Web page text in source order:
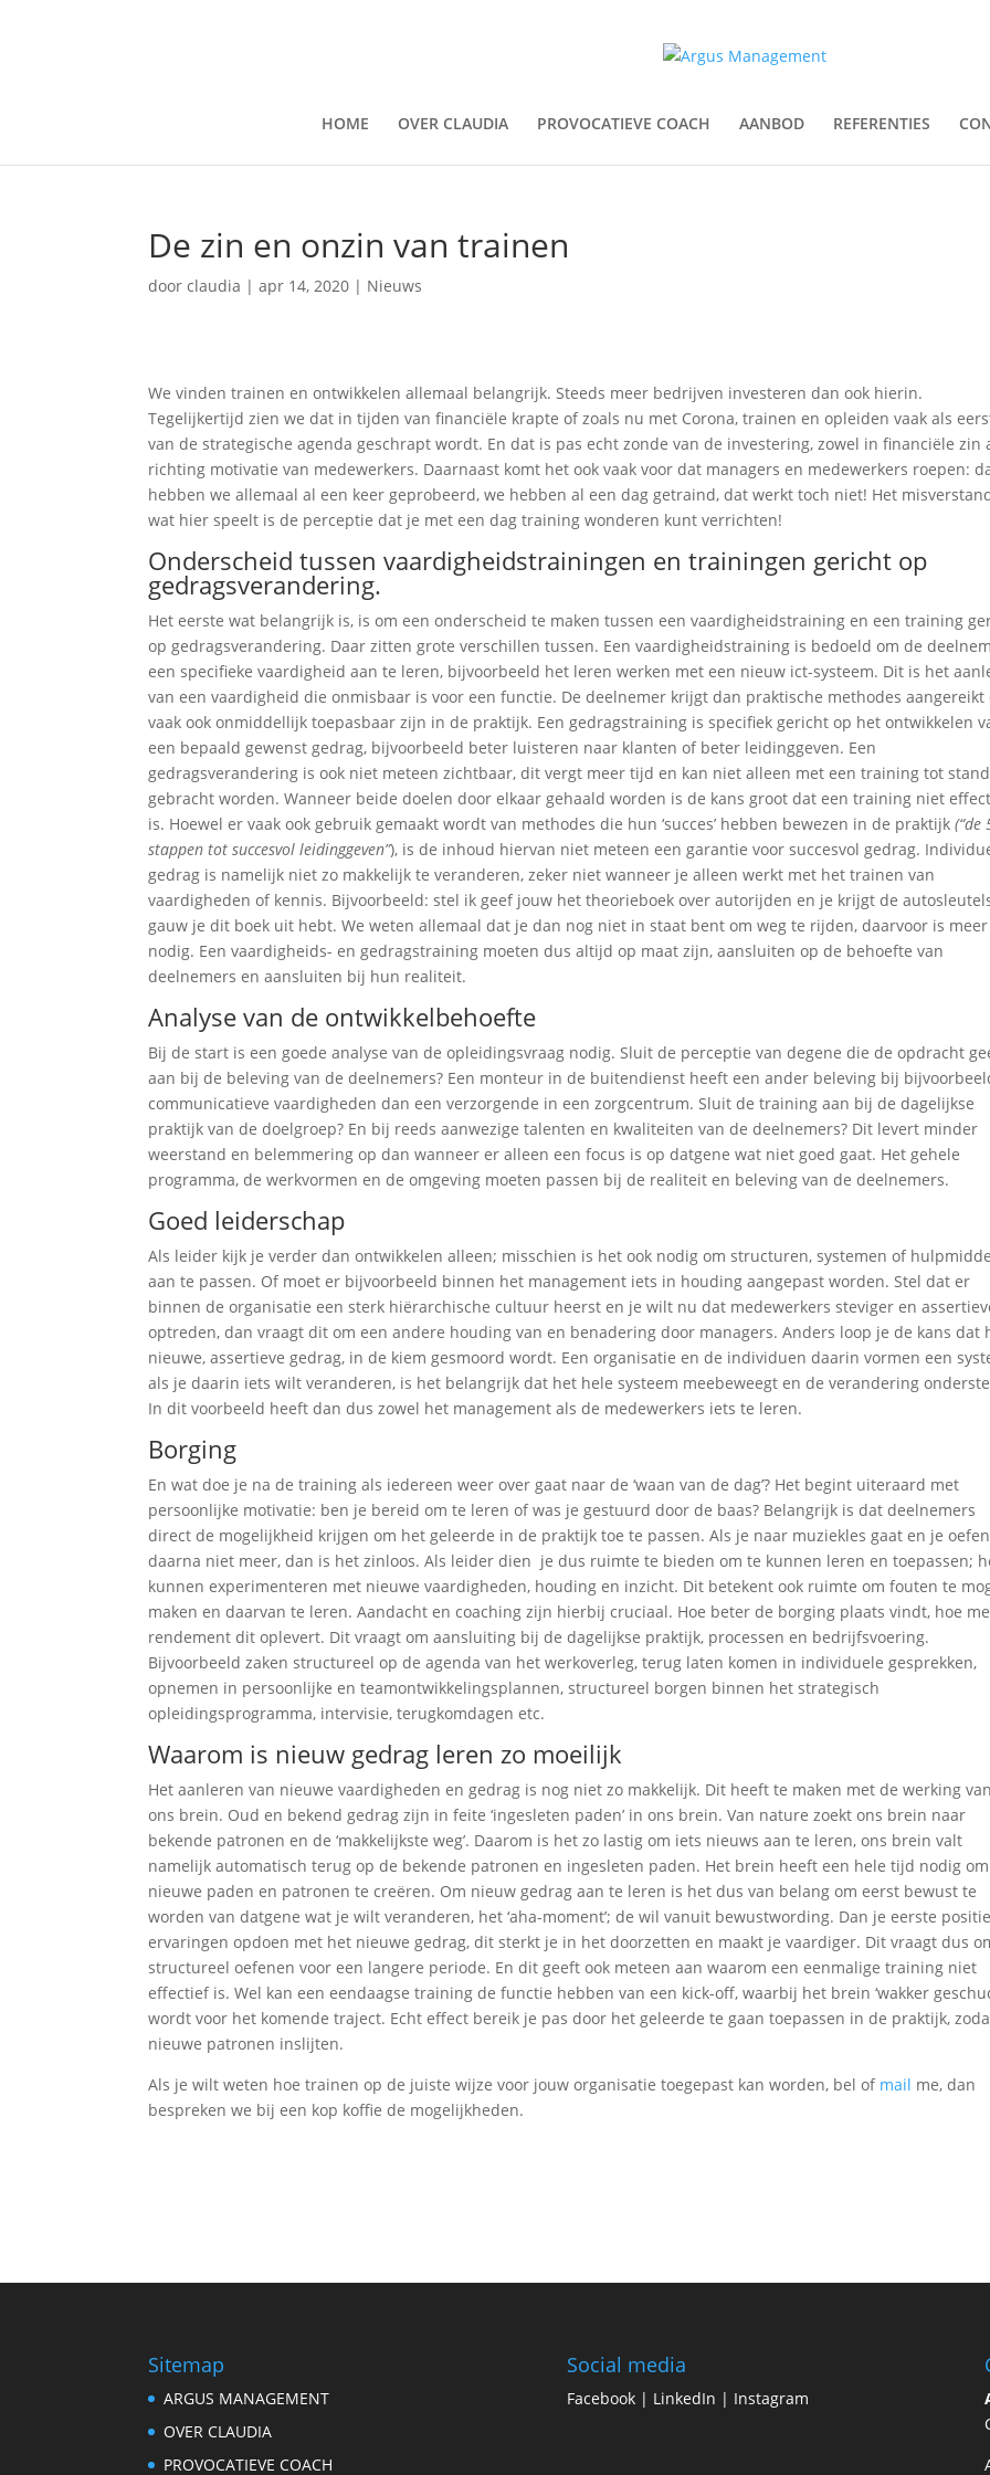
HOME OVER CLAUDIA PROVOCATIEVE COACH AANBOD REFERENTIES
De zin en onzin van trainen
doorclaudia |apr 14, 2020 | Nieuws
We vinden trainen en ontwikkelen allemaal belangrijk. Steeds meer bedrijven investeren dan ook hierin.
Tegelijkertijd zien we dat in tijden van financiële krapte of zoals nu met Corona, trainen en opleiden vaak als
van de strategische agenda geschrapt wordt. En dat is pas echt zonde van de investering, zowel in financiële zin
richting motivatie van medewerkers. Daarnaast komt het ook vaak voor dat managers en medewerkers roepen:
hebben we allemaal al een keer geprobeerd, we hebben al een dag getraind, dat werkt toch niet! Het
wat hier speelt is de perceptie dat je met een dag training wonderen kunt verrichten!
Onderscheid tussen vaardigheidstrainingen en trainingen gericht op
gedragsverandering.
Het eerste wat belangrijk is, is om een onderscheid te maken tussen een vaardigheidstraining en een training
op gedragsverandering. Daar zitten grote verschillen tussen. Een vaardigheidstraining is bedoeld om de
een specifieke vaardigheid aan te leren, bijvoorbeeld het leren werken met een nieuw ict-systeem. Dit is het
van een vaardigheid die onmisbaar is voor een functie. De deelnemer krijgt dan praktische methodes aangereikt
vaak ook onmiddellijk toepasbaar zijn in de praktijk. Een gedragstraining is specifiek gericht op het ontwikkelen
een bepaald gewenst gedrag, bijvoorbeeld beter luisteren naar klanten of beter leidinggeven. Een
gedragsverandering is ook niet meteen zichtbaar, dit vergt meer tijd en kan niet alleen met een training tot stand
gebracht worden. Wanneer beide doelen door elkaar gehaald worden is de kans groot dat een training niet
is. Hoewel er vaak ook gebruik gemaakt wordt van methodes die hun ‘succes’ hebben bewezen in de praktijk(“de
stappen tot succesvol leidinggeven”), is de inhoud hiervan niet meteen een garantie voor succesvol gedrag.
gedrag is namelijk niet zo makkelijk te veranderen, zeker niet wanneer je alleen werkt met het trainen van
vaardigheden of kennis. Bijvoorbeeld: stel ik geef jouw het theorieboek over autorijden en je krijgt de
gauw je dit boek uit hebt. We weten allemaal dat je dan nog niet in staat bent om weg te rijden, daarvoor is meer
nodig. Een vaardigheids- en gedragstraining moeten dus altijd op maat zijn, aansluiten op de behoefte van
deelnemers en aansluiten bij hun realiteit.
Analyse van de ontwikkelbehoefte
Bij de start is een goede analyse van de opleidingsvraag nodig. Sluit de perceptie van degene die de opdracht
aan bij de beleving van de deelnemers? Een monteur in de buitendienst heeft een ander beleving bij
communicatieve vaardigheden dan een verzorgende in een zorgcentrum. Sluit de training aan bij de dagelijkse
praktijk van de doelgroep? En bij reeds aanwezige talenten en kwaliteiten van de deelnemers? Dit levert minder
weerstand en belemmering op dan wanneer er alleen een focus is op datgene wat niet goed gaat. Het gehele
programma, de werkvormen en de omgeving moeten passen bij de realiteit en beleving van de deelnemers.
Goed leiderschap
Als leider kijk je verder dan ontwikkelen alleen; misschien is het ook nodig om structuren, systemen of
aan te passen. Of moet er bijvoorbeeld binnen het management iets in houding aangepast worden. Stel dat er
binnen de organisatie een sterk hiërarchische cultuur heerst en je wilt nu dat medewerkers steviger en
optreden, dan vraagt dit om een andere houding van en benadering door managers. Anders loop je de kans dat
nieuwe, assertieve gedrag, in de kiem gesmoord wordt. Een organisatie en de individuen daarin vormen een
als je daarin iets wilt veranderen, is het belangrijk dat het hele systeem meebeweegt en de verandering
In dit voorbeeld heeft dan dus zowel het management als de medewerkers iets te leren.
Borging
En wat doe je na de training als iedereen weer over gaat naar de ‘waan van de dag’? Het begint uiteraard met
persoonlijke motivatie: ben je bereid om te leren of was je gestuurd door de baas? Belangrijk is dat deelnemers
direct de mogelijkheid krijgen om het geleerde in de praktijk toe te passen. Als je naar muziekles gaat en je
daarna niet meer, dan is het zinloos. Als leider dien je dus ruimte te bieden om te kunnen leren en toepassen;
kunnen experimenteren met nieuwe vaardigheden, houding en inzicht. Dit betekent ook ruimte om fouten te
maken en daarvan te leren. Aandacht en coaching zijn hierbij cruciaal. Hoe beter de borging plaats vindt, hoe
rendement dit oplevert. Dit vraagt om aansluiting bij de dagelijkse praktijk, processen en bedrijfsvoering.
Bijvoorbeeld zaken structureel op de agenda van het werkoverleg, terug laten komen in individuele gesprekken,
opnemen in persoonlijke en teamontwikkelingsplannen, structureel borgen binnen het strategisch
opleidingsprogramma, intervisie, terugkomdagen etc.
Waarom is nieuw gedrag leren zo moeilijk
Het aanleren van nieuwe vaardigheden en gedrag is nog niet zo makkelijk. Dit heeft te maken met de werking van
ons brein. Oud en bekend gedrag zijn in feite ‘ingesleten paden’ in ons brein. Van nature zoekt ons brein naar
bekende patronen en de ‘makkelijkste weg’. Daarom is het zo lastig om iets nieuws aan te leren, ons brein valt
namelijk automatisch terug op de bekende patronen en ingesleten paden. Het brein heeft een hele tijd nodig om
nieuwe paden en patronen te creëren. Om nieuw gedrag aan te leren is het dus van belang om eerst bewust te
worden van datgene wat je wilt veranderen, het ‘aha-moment’; de wil vanuit bewustwording. Dan je eerste
ervaringen opdoen met het nieuwe gedrag, dit sterkt je in het doorzetten en maakt je vaardiger. Dit vraagt dus
structureel oefenen voor een langere periode. En dit geeft ook meteen aan waarom een eenmalige training niet
effectief is. Wel kan een eendaagse training de functie hebben van een kick-off, waarbij het brein ‘wakker
wordt voor het komende traject. Echt effect bereik je pas door het geleerde te gaan toepassen in de praktijk,
nieuwe patronen inslijten.
Als je wilt weten hoe trainen op de juiste wijze voor jouw organisatie toegepast kan worden, bel of mail me, dan
bespreken we bij een kop koffie de mogelijkheden.
Sitemap
ARGUS MANAGEMENT
OVER CLAUDIA
PROVOCATIEVE COACH
Social media
Facebook| LinkedIn | Instagram